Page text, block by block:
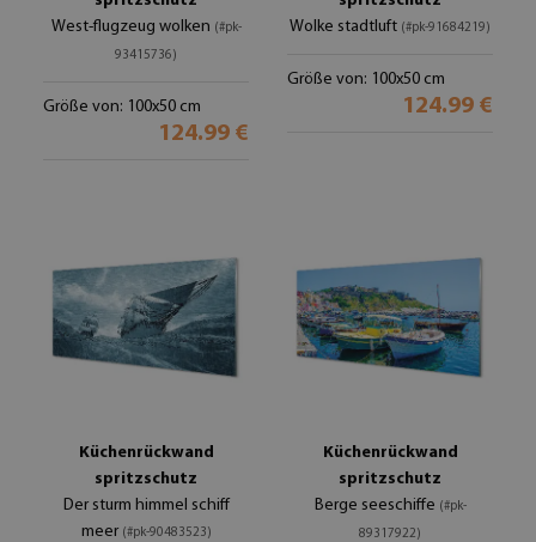
West-flugzeug wolken (#pk-
93415736)
Größe von: 100x50 cm
124.99 €
Wolke stadtluft (#pk-91684219)
Größe von: 100x50 cm
124.99 €
Küchenrückwand
spritzschutz
Der sturm himmel schiff
meer (#pk-90483523)
Küchenrückwand
spritzschutz
Berge seeschiffe (#pk-
89317922)